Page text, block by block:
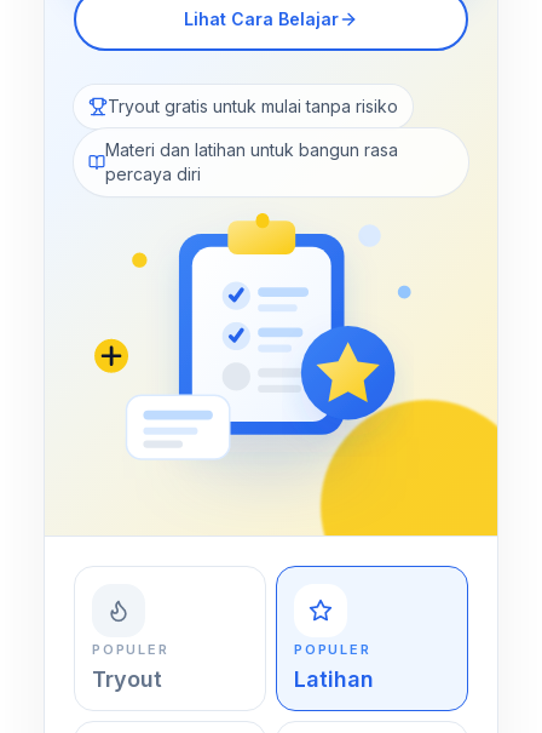
Lihat Cara Belajar
Tryout gratis untuk mulai tanpa risiko
Materi dan latihan untuk bangun rasa
percaya diri
POPULER
Tryout
POPULER
Latihan